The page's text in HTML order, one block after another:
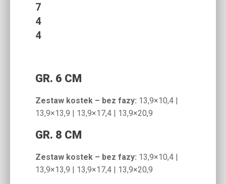
7
4
4
GR. 6 CM
Zestaw kostek – bez fazy: 13,9×10,4 |
13,9×13,9 | 13,9×17,4 | 13,9×20,9
GR. 8 CM
Zestaw kostek – bez fazy: 13,9×10,4 |
13,9×13,9 | 13,9×17,4 | 13,9×20,9